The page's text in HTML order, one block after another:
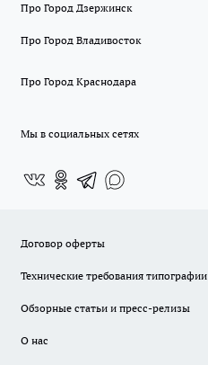
Про Город Дзержинск
Про Город Владивосток
Про Город Краснодара
Мы в социальных сетях
Договор оферты
Технические требования типографии
Обзорные статьи и пресс-релизы
О нас